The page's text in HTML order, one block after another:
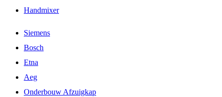
Handmixer
Siemens
Bosch
Etna
Aeg
Onderbouw Afzuigkap